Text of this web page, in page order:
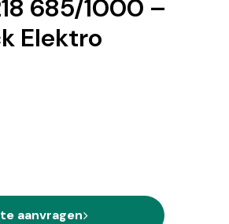
685/1000 –
Elektro
aanvragen